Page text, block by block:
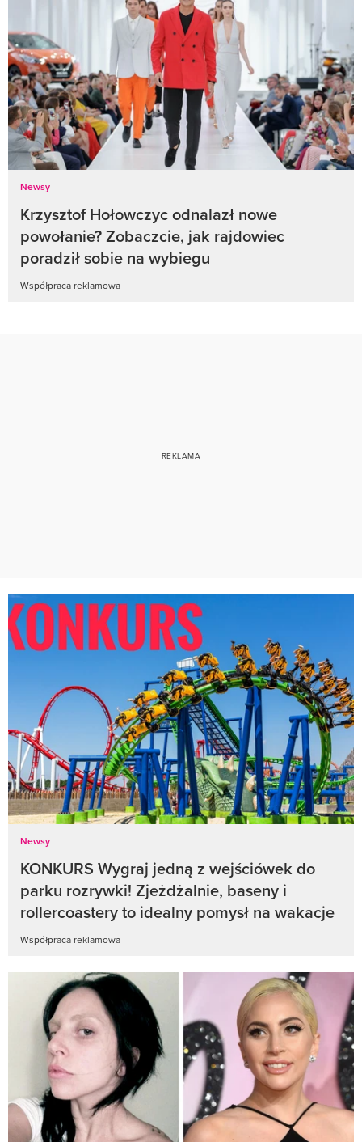
Newsy
Krzysztof Hołowczyc odnalazł nowe
powołanie? Zobaczcie, jak rajdowiec
poradził sobie na wybiegu
Współpraca reklamowa
Newsy
KONKURS Wygraj jedną z wejściówek do
parku rozrywki! Zjeżdżalnie, baseny i
rollercoastery to idealny pomysł na wakacje
Współpraca reklamowa